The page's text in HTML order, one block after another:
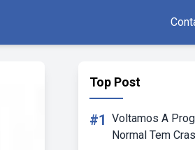
Top Post
#1 Voltamos A
Normal Tem